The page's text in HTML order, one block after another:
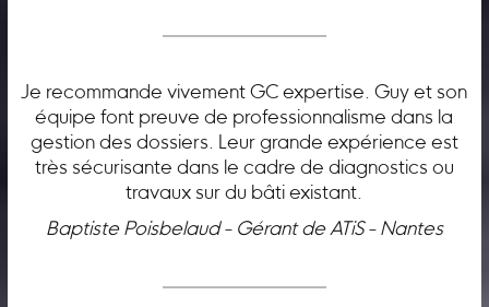
Je recommande vivement GC expertise. Guy et son
équipe font preuve de professionnalisme dans la
gestion des dossiers. Leur grande expérience est
très sécurisante dans le cadre de diagnostics ou
travaux sur du bâti existant.
Baptiste Poisbelaud - Gérant de ATiS - Nantes